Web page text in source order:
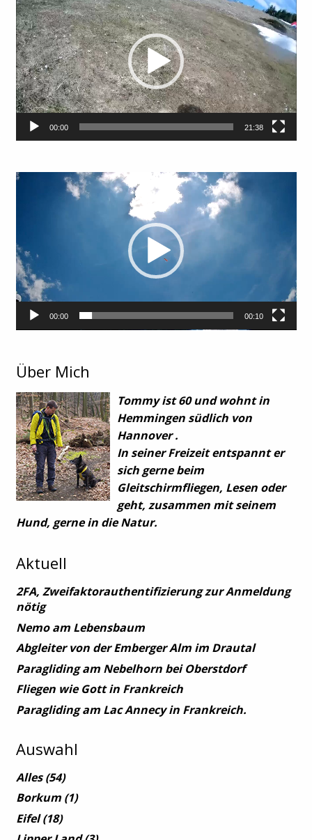
Player
00:00 21:38
Video-
00:00 00:10
Über Mich
Tommy ist 60 und wohnt in
Hemmingen südlich von
Hannover .
In seiner Freizeit entspannt er
sich gerne beim
Gleitschirmfliegen, Lesen oder
geht, zusammen mit seinem
Hund, gerne in die Natur.
Aktuell
2FA, Zweifaktorauthentifizierung zur Anmeldung
nötig
Nemo am Lebensbaum
Abgleiter von der Emberger Alm im Drautal
Paragliding am Nebelhorn bei Oberstdorf
Fliegen wie Gott in Frankreich
Paragliding am Lac Annecy in Frankreich.
Auswahl
Alles(54)
Borkum(1)
Eifel(18)